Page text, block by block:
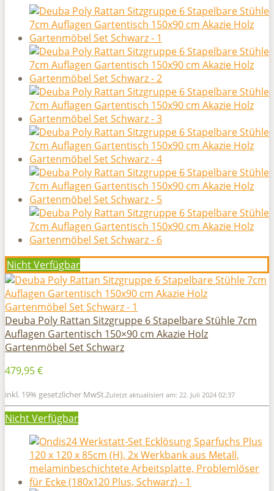
Nicht Verfügbar
Deuba Poly Rattan Sitzgruppe 6 Stapelbare Stühle 7cm
Auflagen Gartentisch 150×90 cm Akazie Holz
Gartenmöbel Set Schwarz
479,95 €
inkl. 19% gesetzlicher MwSt.Zuletzt aktualisiert am: 22. Juli 2024 02:37
Nicht Verfügbar